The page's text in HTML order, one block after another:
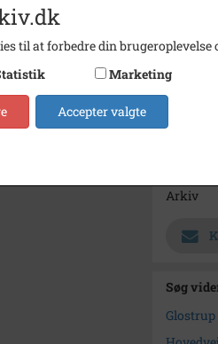
Fotograf
Se på kort
Type
Arkiv
Søg
til at forbedre din
Marketing
Accepter valgte